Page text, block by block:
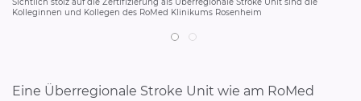
Kolleginnen und Kollegen des RoMed Klinikums Rosenheim
Eine Überregionale Stroke Unit wie am RoMed